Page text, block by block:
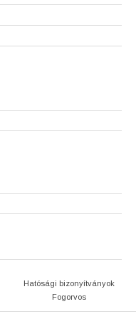
Hatósági bizonyítványok
Fogorvos